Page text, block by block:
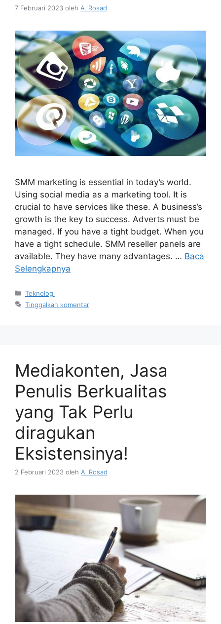
7 Februari 2023 oleh A. Rosad
SMM marketing is essential in today’s world.
Using social media as a marketing tool. It is
crucial to have services like these. A business’s
growth is the key to success. Adverts must be
managed. If you have a tight budget. When you
have a tight schedule. SMM reseller panels are
available. They have many advantages. … Baca
Selengkapnya
Kategori
Teknologi
Tinggalkan komentar
Mediakonten, Jasa
Penulis Berkualitas
yang Tak Perlu
diragukan
Eksistensinya!
2 Februari 2023 oleh A. Rosad